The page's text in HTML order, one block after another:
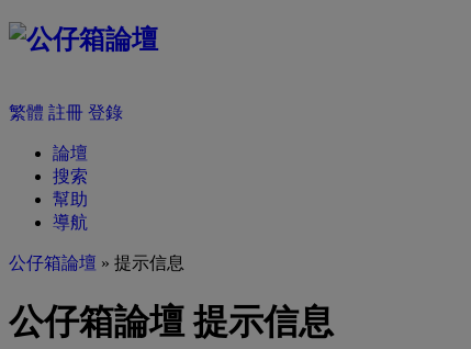
繁體 註冊 登錄
論壇
搜索
幫助
導航
公仔箱論壇 » 提示信息
公仔箱論壇 提示信息